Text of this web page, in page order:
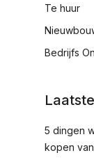
Te huur
Bedrijfs
5 dingen
kopen